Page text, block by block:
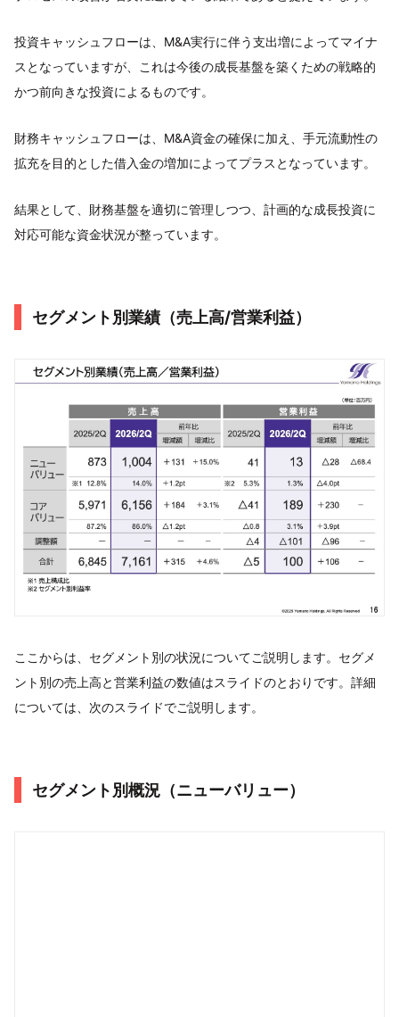
投資キャッシュフローは、M&A実行に伴う支出増によってマイナ
スとなっていますが、これは今後の成長基盤を築くための戦略的
かつ前向きな投資によるものです。
財務キャッシュフローは、M&A資金の確保に加え、手元流動性の
拡充を目的とした借入金の増加によってプラスとなっています。
結果として、財務基盤を適切に管理しつつ、計画的な成長投資に
対応可能な資金状況が整っています。
セグメント別業績（売上高/営業利益）
ここからは、セグメント別の状況についてご説明します。セグメ
ント別の売上高と営業利益の数値はスライドのとおりです。詳細
については、次のスライドでご説明します。
セグメント別概況（ニューバリュー）